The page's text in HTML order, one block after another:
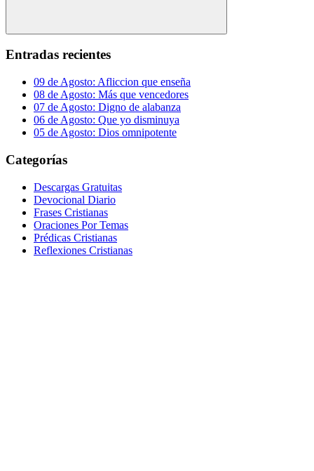
Buscar
Entradas recientes
09 de Agosto: Afliccion que enseña
08 de Agosto: Más que vencedores
07 de Agosto: Digno de alabanza
06 de Agosto: Que yo disminuya
05 de Agosto: Dios omnipotente
Categorías
Descargas Gratuitas
Devocional Diario
Frases Cristianas
Oraciones Por Temas
Prédicas Cristianas
Reflexiones Cristianas